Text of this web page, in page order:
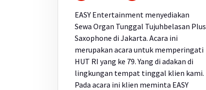
EASY Entertainment menyediakan
Sewa Organ Tunggal Tujuhbelasan Plus
Saxophone di Jakarta. Acara ini
merupakan acara untuk memperingati
HUT RI yang ke 79. Yang di adakan di
lingkungan tempat tinggal klien kami.
Pada acara ini klien meminta EASY